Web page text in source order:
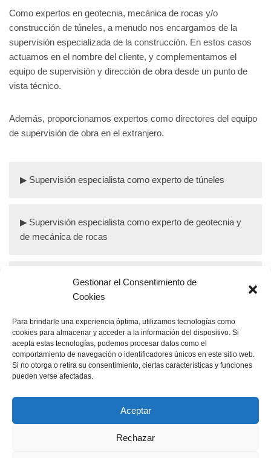
Gestionar el Consentimiento de
Cookies
Para brindarle una experiencia óptima, utilizamos tecnologías como
cookies para almacenar y acceder a la información del dispositivo. Si
acepta estas tecnologías, podemos procesar datos como el
comportamiento de navegación o identificadores únicos en este sitio web.
Si no otorga o retira su consentimiento, ciertas características y funciones
pueden verse afectadas.
Aceptar
Rechazar
Como expertos en geotecnia, mecánica de rocas y/o
construcción de túneles, a menudo nos encargamos de la
supervisión especializada de la construcción. En estos casos
actuamos en el nombre del cliente, y complementamos el
equipo de supervisión y dirección de obra desde un punto de
vista técnico.
Además, proporcionamos expertos como directores del equipo
de supervisión de obra en el extranjero.
Supervisión especialista como experto de túneles
Supervisión especialista como experto de geotecnia y
de mecánica de rocas
Experto de túneles como director del equipo de
supervision de obra
Supervisión y dirección de obra en la construcción de
túneles
Declaración de privacidad